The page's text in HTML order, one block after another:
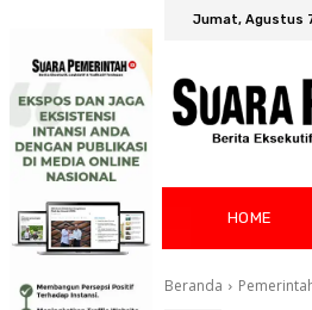
Jumat, Agustus
HOME
Beranda